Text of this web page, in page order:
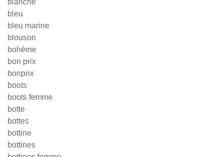
blanche
bleu
bleu marine
blouson
bohème
bon prix
bonprix
boots
boots femme
botte
bottes
bottine
bottines